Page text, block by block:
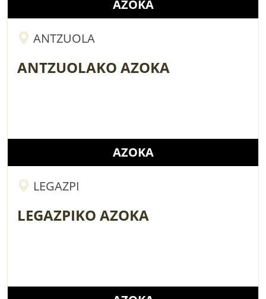
AZOKA
ANTZUOLA
ANTZUOLAKO AZOKA
AZOKA
LEGAZPI
LEGAZPIKO AZOKA